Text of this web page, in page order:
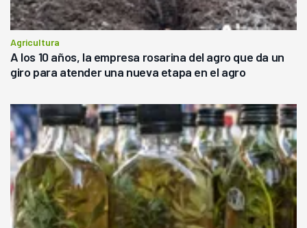
Agricultura
A los 10 años, la empresa rosarina del agro que da un
giro para atender una nueva etapa en el agro